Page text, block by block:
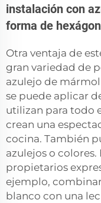
instalación con
forma de
Otra ventaja de
gran variedad de
azulejo de
se puede aplicar
utilizan para todo
crean una
cocina. También
azulejos o
propietarios
ejemplo,
blanco con una